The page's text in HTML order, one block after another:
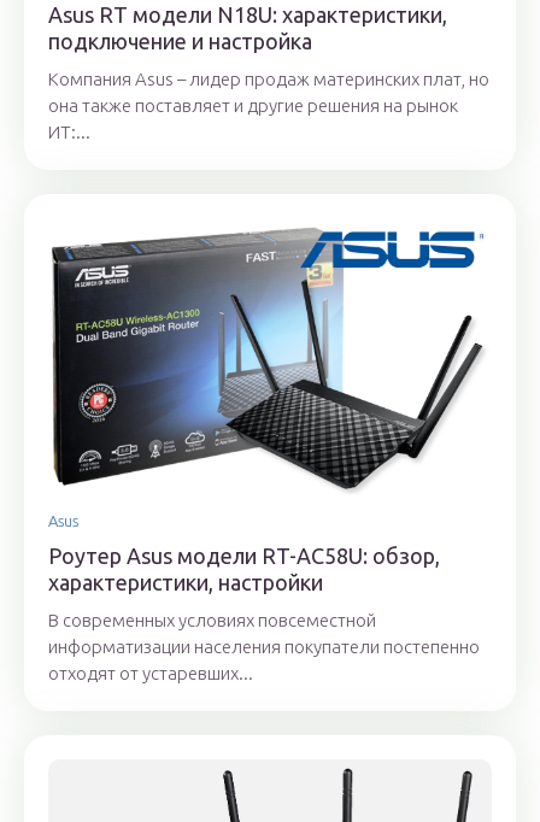
Asus RT модели N18U: характеристики,
подключение и настройка
Компания Asus – лидер продаж материнских плат, но
она также поставляет и другие решения на рынок
ИТ:...
Asus
Роутер Asus модели RT-AC58U: обзор,
характеристики, настройки
В современных условиях повсеместной
информатизации населения покупатели постепенно
отходят от устаревших...